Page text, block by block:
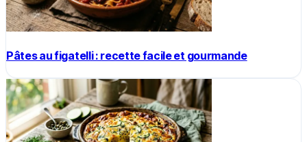
Pâtes au figatelli : recette facile et gourmande